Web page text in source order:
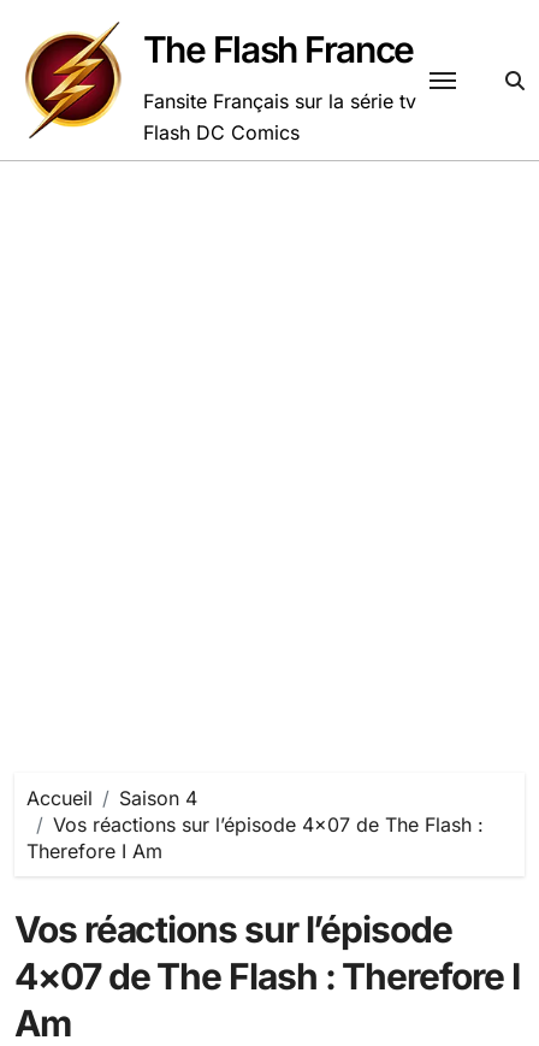
contenu
The Flash France
Fansite Français sur la série tv
Flash DC Comics
Accueil
Saison 4
Vos réactions sur l’épisode 4×07 de The Flash :
Therefore I Am
Vos réactions sur l’épisode
4×07 de The Flash : Therefore I
Am